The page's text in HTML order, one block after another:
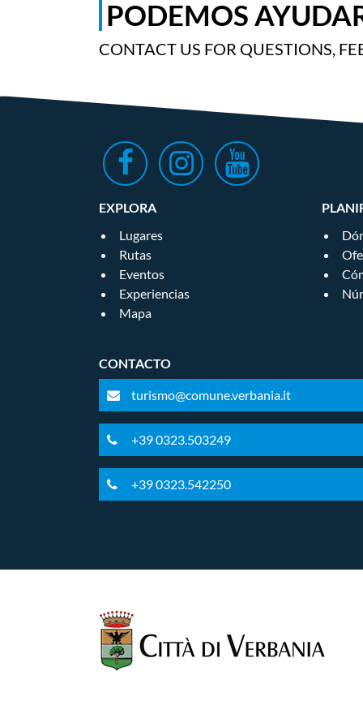
PODEMOS
CONTACT US FOR QUESTIONS,
EXPLORA
Lugares
Rutas
Eventos
Experiencias
Mapa
CONTACTO
turismo@comune.verbania.it
+39 0323.503249
+39 0323.542250